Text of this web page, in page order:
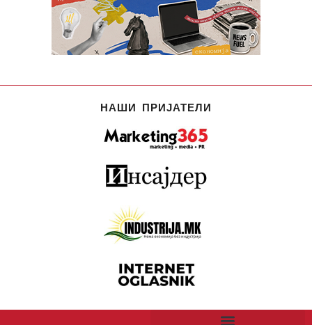
НАШИ ПРИЈАТЕЛИ